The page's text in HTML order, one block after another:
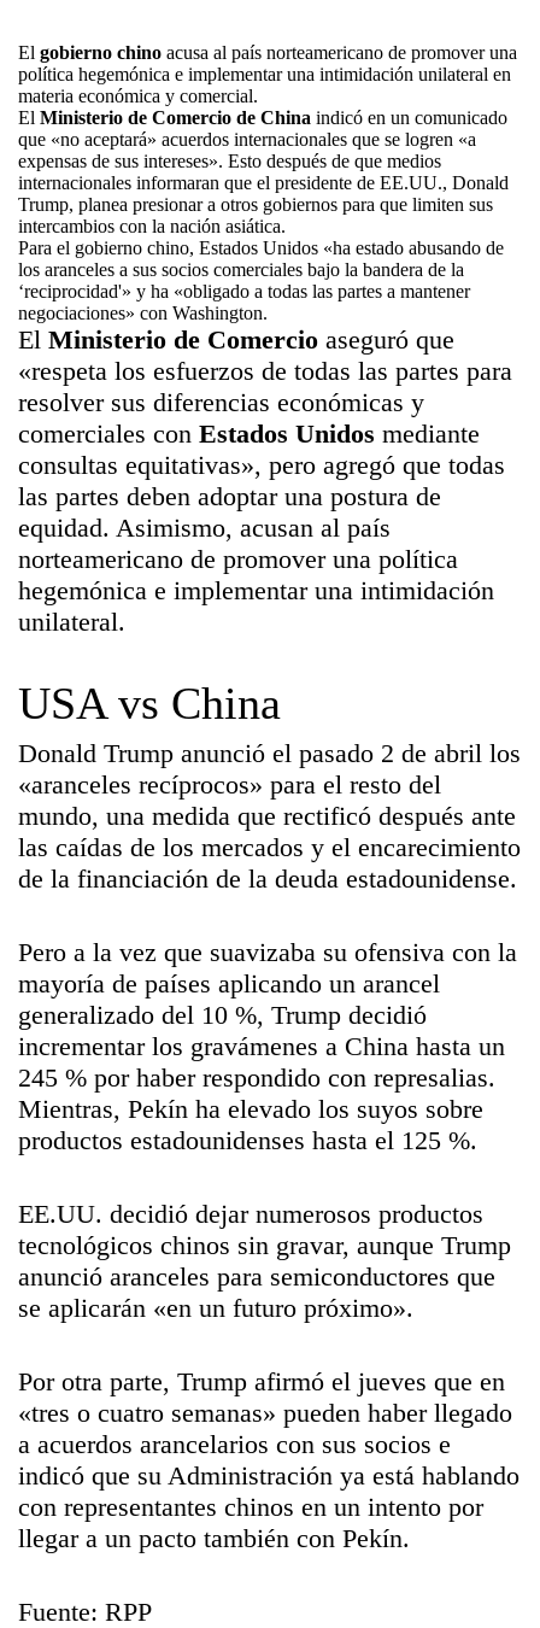
El gobierno chino acusa al país norteamericano de promover una
política hegemónica e implementar una intimidación unilateral en
materia económica y comercial.
El Ministerio de Comercio de China indicó en un comunicado
que «no aceptará» acuerdos internacionales que se logren «a
expensas de sus intereses». Esto después de que medios
internacionales informaran que el presidente de EE.UU., Donald
Trump, planea presionar a otros gobiernos para que limiten sus
intercambios con la nación asiática.
Para el gobierno chino, Estados Unidos «ha estado abusando de
los aranceles a sus socios comerciales bajo la bandera de la
‘reciprocidad'» y ha «obligado a todas las partes a mantener
negociaciones» con Washington.
El Ministerio de Comercio aseguró que
«respeta los esfuerzos de todas las partes para
resolver sus diferencias económicas y
comerciales con Estados Unidos mediante
consultas equitativas», pero agregó que todas
las partes deben adoptar una postura de
equidad. Asimismo, acusan al país
norteamericano de promover una política
hegemónica e implementar una intimidación
unilateral.
USA vs China
Donald Trump anunció el pasado 2 de abril los
«aranceles recíprocos» para el resto del
mundo, una medida que rectificó después ante
las caídas de los mercados y el encarecimiento
de la financiación de la deuda estadounidense.
Pero a la vez que suavizaba su ofensiva con la
mayoría de países aplicando un arancel
generalizado del 10 %, Trump decidió
incrementar los gravámenes a China hasta un
245 % por haber respondido con represalias.
Mientras, Pekín ha elevado los suyos sobre
productos estadounidenses hasta el 125 %.
EE.UU. decidió dejar numerosos productos
tecnológicos chinos sin gravar, aunque Trump
anunció aranceles para semiconductores que
se aplicarán «en un futuro próximo».
Por otra parte, Trump afirmó el jueves que en
«tres o cuatro semanas» pueden haber llegado
a acuerdos arancelarios con sus socios e
indicó que su Administración ya está hablando
con representantes chinos en un intento por
llegar a un pacto también con Pekín.
Fuente: RPP